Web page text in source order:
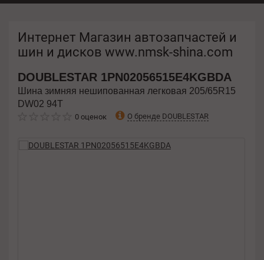
Интернет Магазин автозапчастей и
шин и дисков www.nmsk-shina.com
DOUBLESTAR 1PN02056515E4KGBDA
Шина зимняя нешипованная легковая 205/65R15
DW02 94T
0 оценок О бренде DOUBLESTAR